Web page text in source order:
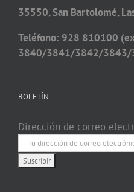
35550, San Bartolomé,
Teléfono: 928 810100
3840/3841/3842/3843/
BOLETÍN
Dirección de correo